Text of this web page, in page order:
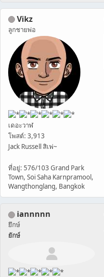
Vikz
ลูกชายพ่อ
เดอะวาฬ
โพสต์: 3,913
Jack Russell สิเพ่~
ที่อยู่: 576/103 Grand Park
Town, Soi Saha Karnpramool,
Wangthonglang, Bangkok
iannnnn
ยึกษ์
ยักษ์